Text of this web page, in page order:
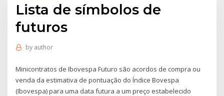
Lista de símbolos de
futuros
by author
Minicontratos de Ibovespa Futuro são acordos de compra ou
venda da estimativa de pontuação do Índice Bovespa
(Ibovespa) para uma data futura a um preço estabelecido